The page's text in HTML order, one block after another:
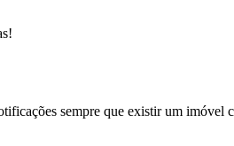
sempre que existir um imóvel